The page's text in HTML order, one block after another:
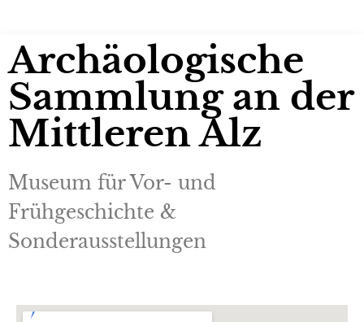
Archäologische
Sammlung an der
Mittleren Alz
Museum für Vor- und
Frühgeschichte &
Sonderausstellungen